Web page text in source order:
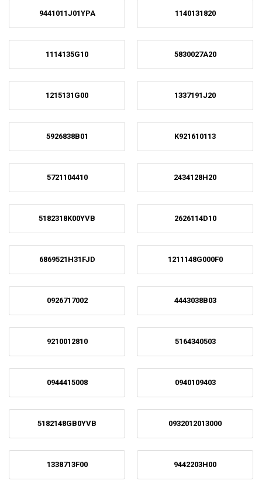
9441011J01YPA 1140131820
1114135G10 5830027A20
1215131G00 1337191J20
5926838B01 K921610113
5721104410 2434128H20
5182318K00YVB 2626114D10
6869521H31FJD 1211148G000F0
0926717002 4443038B03
9210012810 5164340503
0944415008 0940109403
5182148GB0YVB 0932012013000
1338713F00 9442203H00